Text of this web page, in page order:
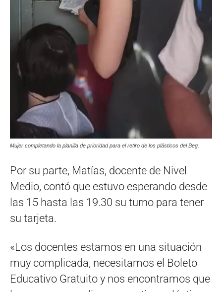
Mujer completando la planilla de prioridad para el retiro de los plásticos del Beg.
Por su parte, Matías, docente de Nivel
Medio, contó que estuvo esperando desde
las 15 hasta las 19.30 su turno para tener
su tarjeta.
«Los docentes estamos en una situación
muy complicada, necesitamos el Boleto
Educativo Gratuito y nos encontramos que